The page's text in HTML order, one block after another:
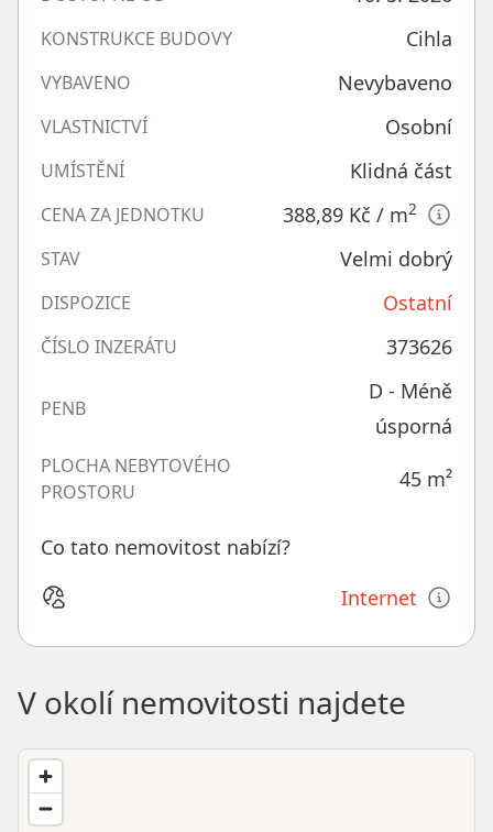
KONSTRUKCE BUDOVY Cihla
VYBAVENO Nevybaveno
VLASTNICTVÍ Osobní
UMÍSTĚNÍ Klidná část
CENA ZA JEDNOTKU 388,89 Kč / m2
STAV Velmi dobrý
DISPOZICE Ostatní
ČÍSLO INZERÁTU 373626
PENB
D - Méně
úsporná
PLOCHA NEBYTOVÉHO
PROSTORU
45 m²
Co tato nemovitost nabízí?
Internet
V okolí nemovitosti najdete